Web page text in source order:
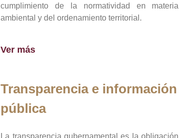
cumplimiento de la normatividad en materia
ambiental y del ordenamiento territorial.
Ver más
Transparencia e información
pública
La transparencia gubernamental es la obligación